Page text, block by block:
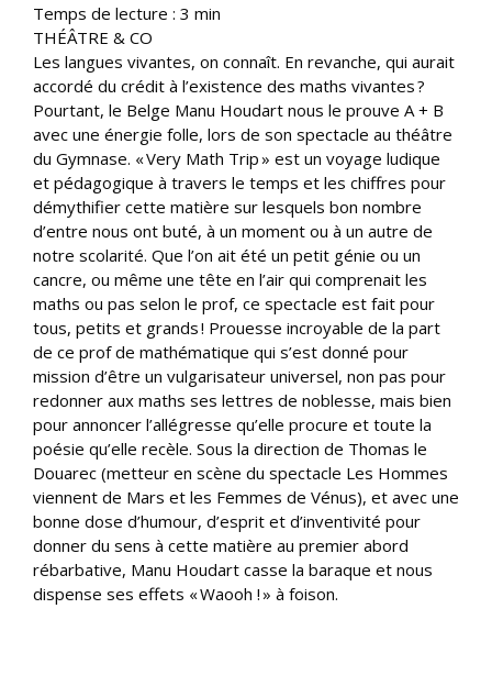
Temps de lecture : 3 min
THÉÂTRE & CO
Les langues vivantes, on connaît. En revanche, qui aurait
accordé du crédit à l’existence des maths vivantes ?
Pourtant, le Belge Manu Houdart nous le prouve A + B
avec une énergie folle, lors de son spectacle au théâtre
du Gymnase. « Very Math Trip » est un voyage ludique
et pédagogique à travers le temps et les chiffres pour
démythifier cette matière sur lesquels bon nombre
d’entre nous ont buté, à un moment ou à un autre de
notre scolarité. Que l’on ait été un petit génie ou un
cancre, ou même une tête en l’air qui comprenait les
maths ou pas selon le prof, ce spectacle est fait pour
tous, petits et grands ! Prouesse incroyable de la part
de ce prof de mathématique qui s’est donné pour
mission d’être un vulgarisateur universel, non pas pour
redonner aux maths ses lettres de noblesse, mais bien
pour annoncer l’allégresse qu’elle procure et toute la
poésie qu’elle recèle. Sous la direction de Thomas le
Douarec (metteur en scène du spectacle Les Hommes
viennent de Mars et les Femmes de Vénus), et avec une
bonne dose d’humour, d’esprit et d’inventivité pour
donner du sens à cette matière au premier abord
rébarbative, Manu Houdart casse la baraque et nous
dispense ses effets « Waooh ! » à foison.